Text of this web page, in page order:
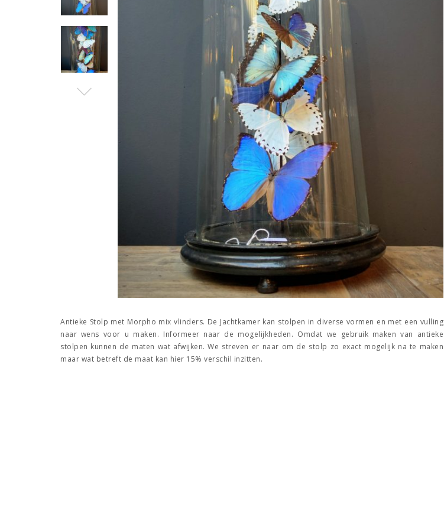
Antieke Stolp met Morpho mix vlinders. De Jachtkamer kan stolpen in diverse vormen en met een vulling
naar wens voor u maken. Informeer naar de mogelijkheden. Omdat we gebruik maken van antieke
stolpen kunnen de maten wat afwijken. We streven er naar om de stolp zo exact mogelijk na te maken
maar wat betreft de maat kan hier 15% verschil inzitten.